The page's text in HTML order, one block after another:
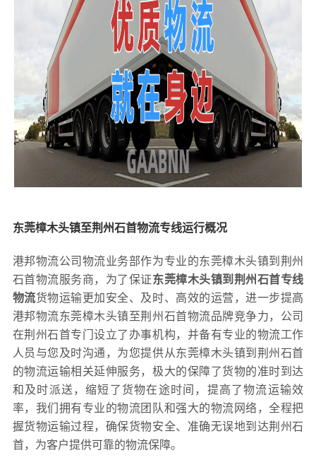
东莞樟木头镇至荆州石首物流专线运行概况
港邦物流公司物流业务部作为专业的东莞樟木头镇到荆州
石首物流服务商，为了保证东莞樟木头镇到荆州石首专线
物流货物运输更加安全、及时、高效的运营，进一步提高
港邦物流东莞樟木头镇至荆州石首物流品牌竞争力，公司
在荆州石首专门设立了办事机构，并备有专业的物流工作
人员与您及时沟通，为您提供从东莞樟木头镇到荆州石首
的物流运输相关延伸服务，极大的保障了货物的准时到达
和及时派送，缩短了货物在途时间，提高了物流运输效
率，我们拥有专业的物流团队和强大的物流网络，全程把
握货物运输过程，确保货物安全、准确无误地到达荆州石
首，为客户提供可靠的物流保障。